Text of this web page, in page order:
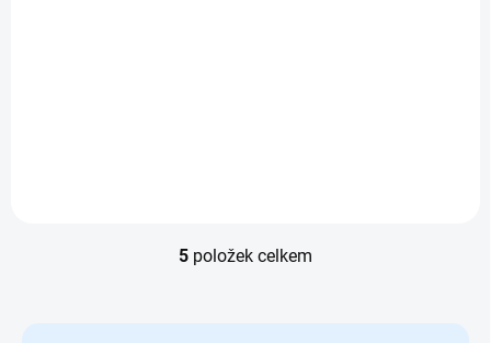
Ovládací prvky výpisu
5 položek celkem